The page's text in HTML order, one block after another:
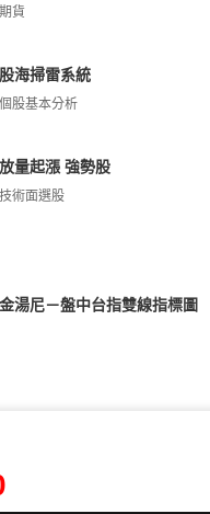
期貨
股海掃雷系統
個股基本分析
放量起漲 強勢股
技術面選股
金湯尼－盤中台指雙線指標圖